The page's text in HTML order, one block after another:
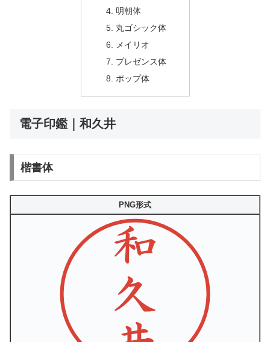
明朝体
丸ゴシック体
メイリオ
プレゼンス体
ポップ体
電子印鑑｜和久井
楷書体
PNG形式